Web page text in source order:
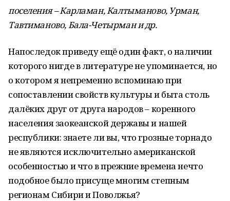
поселения – Карламан, Калтыманово, Урман,
Тавтиманово, Бала-Четырман и др.
Напоследок приведу ещё один факт, о наличии
которого нигде в литературе не упоминается, но
о котором я непременно вспоминаю при
сопоставлении свойств культуры и быта столь
далёких друг от друга народов – коренного
населения заокеанской державы и нашей
республики: знаете ли вы, что грозные торнадо
не являются исключительно американской
особенностью и что в прежние времена нечто
подобное было присуще многим степным
регионам Сибири и Поволжья?